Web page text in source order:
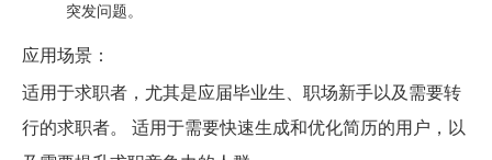
突发问题。
应用场景：
适用于求职者，尤其是应届毕业生、职场新手以及需要转
行的求职者。 适用于需要快速生成和优化简历的用户，以